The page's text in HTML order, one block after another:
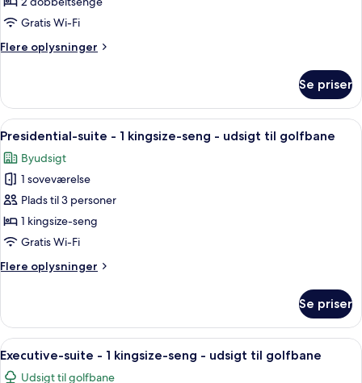
-
dobbeltsenge
Gratis Wi-Fi
Flere oplysninger
Flere
værelse
2
-
balkon
Se priser
Indlæs
alle
billeder
af
Presidential-
suite
-
kingsize-
udsigt
til
golfbane
Et moderne hotelværelse med en
10
Presidential-suite - 1 kingsize-seng - udsigt til golfbane
Byudsigt
1 soveværelse
Plads til 3 personer
1 kingsize-seng
Gratis Wi-Fi
Flere oplysninger
Flere
suite
1
Se priser
Indlæs
alle
Et moderne hotelværelse med en
7
Executive-suite - 1 kingsize-seng - udsigt til golfbane
Udsigt til golfbane